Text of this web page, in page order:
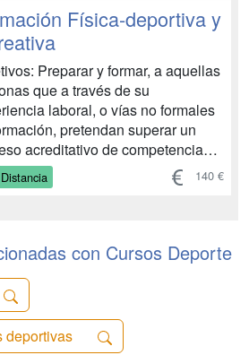
actividades acuáticas educativas.
Física-deportiva y
Preparar y formar, a aquellas
que a través de su
laboral, o vías no formales
pretendan superar un
acreditativo de competencias
Elaborar, gestionar y
proyectos de animación
y actividades que lo constit...
Distancia 140 €
con Cursos Deporte
deportivas